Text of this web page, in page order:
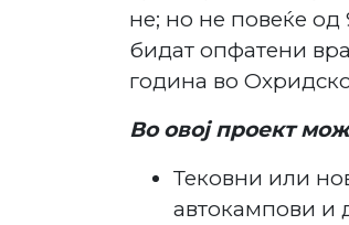
не; но не повеќе од
бидат опфатени
година во
Во овој проект
Тековни или
автокампови и